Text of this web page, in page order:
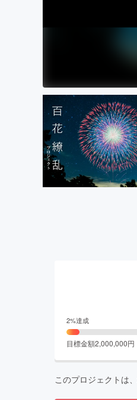
2%達成
目標金額2,000,000円
このプロジェクトは、